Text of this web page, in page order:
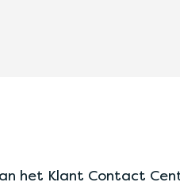
het Klant Contact